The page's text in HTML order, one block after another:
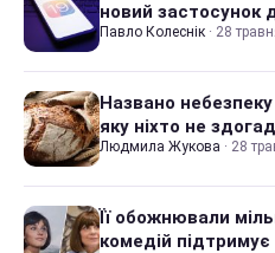
новий застосунок
Павло Колеснік · 28
Названо небезпеку
яку ніхто не
Людмила Жукова · 28
Її обожнювали
комедій